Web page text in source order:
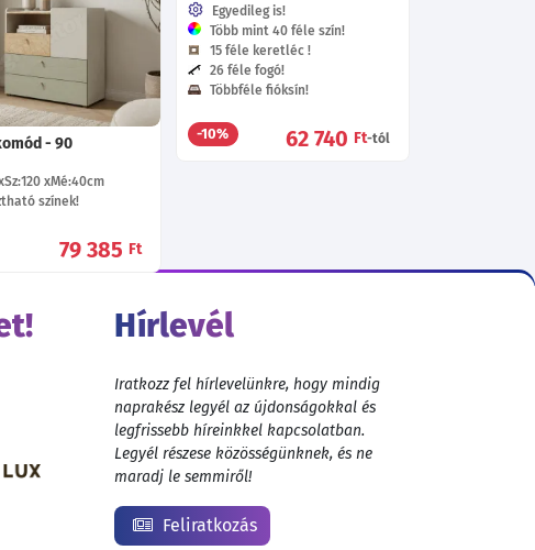
Sz:65 Mé:40 cm
55 085
Egyedileg is!
Több mint 40 féle szín!
15 féle keretléc !
26 féle fogó!
Többféle fióksín!
-10% 62 740 Ft-tól
- 90
Sz:120 Mé:40cm
színek!
79 385 Ft
Hírlevél
Iratkozz fel hírlevelünkre, hogy mindig
naprakész legyél az újdonságokkal és
legfrissebb híreinkkel kapcsolatban.
Legyél részese közösségünknek, és ne
maradj le semmiről!
Feliratkozás